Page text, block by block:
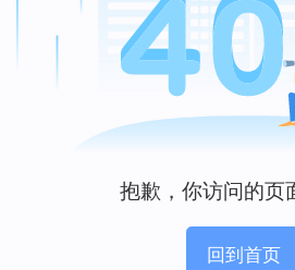
抱歉，你访问的页
回到首页